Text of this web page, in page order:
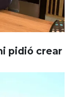
pidió crear